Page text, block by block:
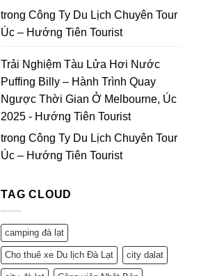
trong Công Ty Du Lịch Chuyên Tour
Úc – Hướng Tiên Tourist
Trải Nghiệm Tàu Lửa Hơi Nước
Puffing Billy – Hành Trình Quay
Ngược Thời Gian Ở Melbourne, Úc
2025 - Hướng Tiên Tourist
trong Công Ty Du Lịch Chuyên Tour
Úc – Hướng Tiên Tourist
TAG CLOUD
camping đà lạt
Cho thuê xe Du lịch Đà Lạt city dalat